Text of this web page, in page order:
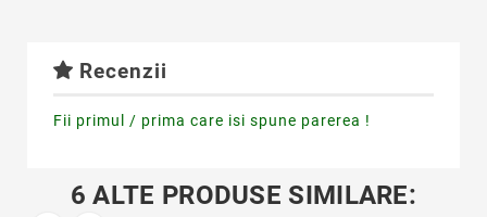
Recenzii
Fii primul / prima care isi spune parerea !
6 ALTE PRODUSE SIMILARE: